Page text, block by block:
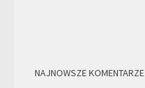
NAJNOWSZE KOMENTARZE